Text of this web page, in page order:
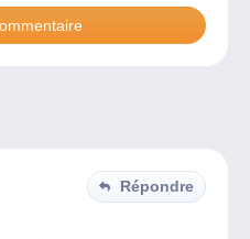
Répondre